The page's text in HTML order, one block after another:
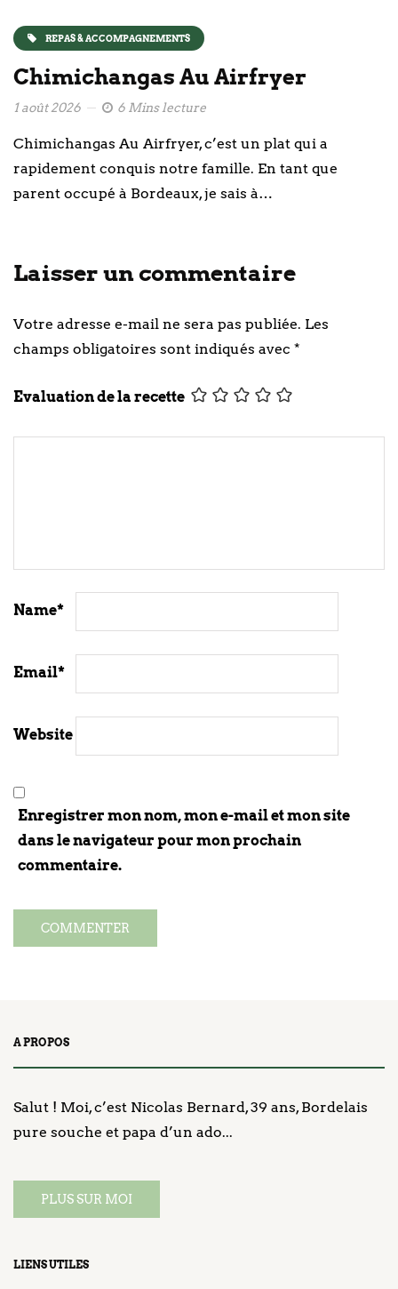
REPAS & ACCOMPAGNEMENTS
Chimichangas Au Airfryer
1 août 2026 6 Mins lecture
Chimichangas Au Airfryer, c’est un plat qui a
rapidement conquis notre famille. En tant que
parent occupé à Bordeaux, je sais à…
Laisser un commentaire
Votre adresse e-mail ne sera pas publiée. Les
champs obligatoires sont indiqués avec *
Evaluation de la recette
Name*
Email*
Website
Enregistrer mon nom, mon e-mail et mon site
dans le navigateur pour mon prochain
commentaire.
A PROPOS
Salut ! Moi, c’est Nicolas Bernard, 39 ans, Bordelais
pure souche et papa d’un ado...
PLUS SUR MOI
LIENS UTILES